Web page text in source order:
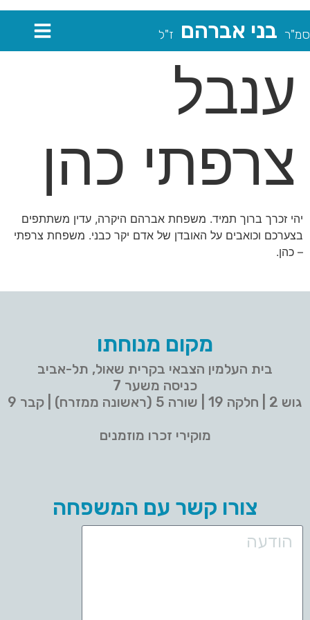
סמ"ר בני אברהם ז"ל
ענבל
צרפתי כהן
יהי זכרך ברוך תמיד. משפחת אברהם היקרה, עדין משתתפים
בצערכם וכואבים על האובדן של אדם יקר כבני. משפחת צרפתי
– כהן.
מקום מנוחתו
בית העלמין הצבאי בקרית שאול, תל-אביב
כניסה משער 7
גוש 2 | חלקה 19 | שורה 5 (ראשונה ממזרח) | קבר 9
מוקירי זכרו מוזמנים
צורו קשר עם המשפחה